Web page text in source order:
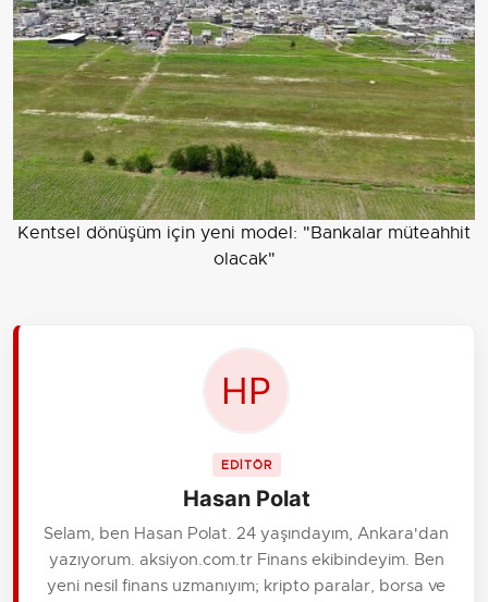
Kentsel dönüşüm için yeni model: "Bankalar müteahhit
olacak"
EDİTÖR
Hasan Polat
Selam, ben Hasan Polat. 24 yaşındayım, Ankara'dan
yazıyorum. aksiyon.com.tr Finans ekibindeyim. Ben
yeni nesil finans uzmanıyım; kripto paralar, borsa ve